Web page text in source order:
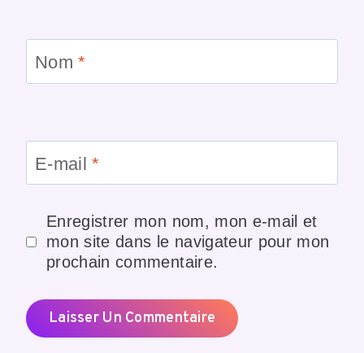
Nom*
E-mail*
Enregistrer mon nom, mon e-mail et
mon site dans le navigateur pour mon
prochain commentaire.